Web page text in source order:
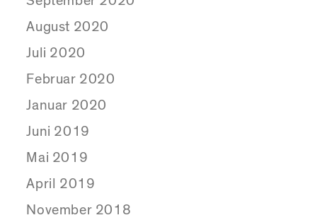
August 2020
Juli 2020
Februar 2020
Januar 2020
Juni 2019
Mai 2019
April 2019
November 2018